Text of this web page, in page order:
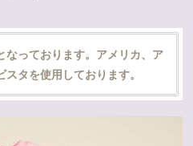
なっております。アメリカ、ア
タを使用しております。